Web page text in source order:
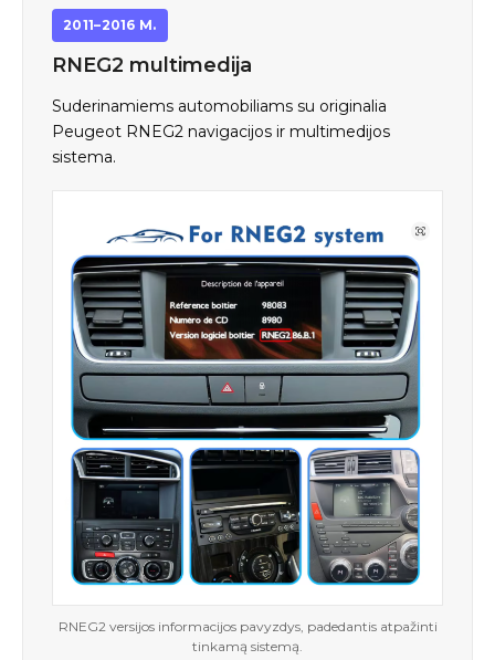
2011–2016 M.
RNEG2 multimedija
Suderinamiems automobiliams su originalia
Peugeot RNEG2 navigacijos ir multimedijos
sistema.
RNEG2 versijos informacijos pavyzdys, padedantis atpažinti
tinkamą sistemą.